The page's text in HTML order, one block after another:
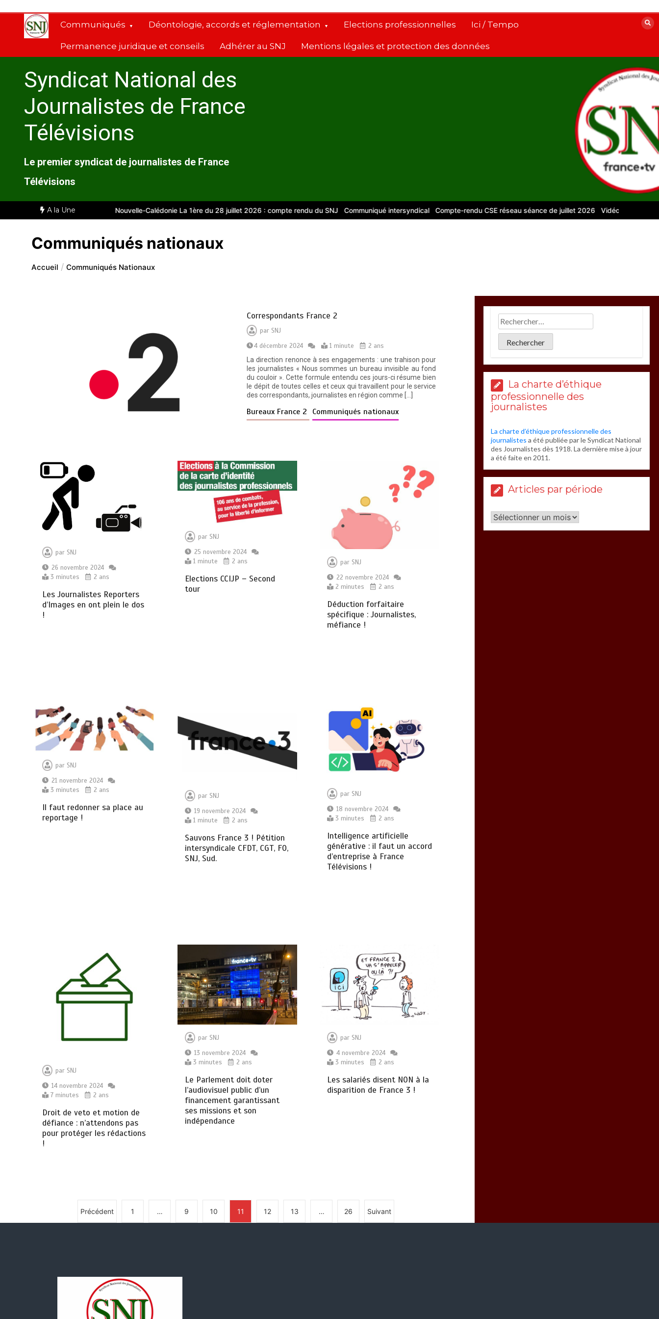
contenu
Communiqués Déontologie, accords et réglementation Elections professionnelles Ici / Tempo
Permanence juridique et conseils Adhérer au SNJ Mentions légales et protection des données
Syndicat National des
Journalistes de France
Télévisions
Le premier syndicat de journalistes de France
Télévisions
A la Une
Comité d’entreprise de Nouvelle-Calédonie La 1ère du 28 juillet 2026 : compte rendu du SNJ Communiqué intersyndical Compte-rendu CSE réseau séance de juillet 2026 Vidéos pour le
Communiqués nationaux
Accueil Communiqués Nationaux
Correspondants France 2
par SNJ
4 décembre 2024
1 minute
2 ans
La direction renonce à ses engagements : une trahison pour
les journalistes « Nous sommes un bureau invisible au fond
du couloir ». Cette formule entendu ces jours-ci résume bien
le dépit de toutes celles et ceux qui travaillent pour le service
des correspondants, journalistes en région comme […]
Bureaux France 2 Communiqués nationaux
par SNJ
26 novembre 2024
3 minutes
2 ans
Les Journalistes Reporters
d’Images en ont plein le dos
!
par SNJ
25 novembre 2024
1 minute
2 ans
Elections CCIJP – Second
tour
par SNJ
22 novembre 2024
2 minutes
2 ans
Déduction forfaitaire
spécifique : Journalistes,
méfiance !
par SNJ
21 novembre 2024
3 minutes
2 ans
Il faut redonner sa place au
reportage !
par SNJ
19 novembre 2024
1 minute
2 ans
Sauvons France 3 ! Pétition
intersyndicale CFDT, CGT, FO,
SNJ, Sud.
par SNJ
18 novembre 2024
3 minutes
2 ans
Intelligence artificielle
générative : il faut un accord
d’entreprise à France
Télévisions !
par SNJ
14 novembre 2024
7 minutes
2 ans
Droit de veto et motion de
défiance : n’attendons pas
pour protéger les rédactions
!
par SNJ
13 novembre 2024
3 minutes
2 ans
Le Parlement doit doter
l’audiovisuel public d’un
financement garantissant
ses missions et son
indépendance
par SNJ
4 novembre 2024
3 minutes
2 ans
Les salariés disent NON à la
disparition de France 3 !
Précédent 1 … 9 10 11 12 13 … 26 Suivant
La charte d’éthique
professionnelle des
journalistes
La charte d’éthique professionnelle des
journalistes a été publiée par le Syndicat National
des Journalistes dès 1918. La dernière mise à jour
a été faite en 2011.
Articles par période
Articles
par